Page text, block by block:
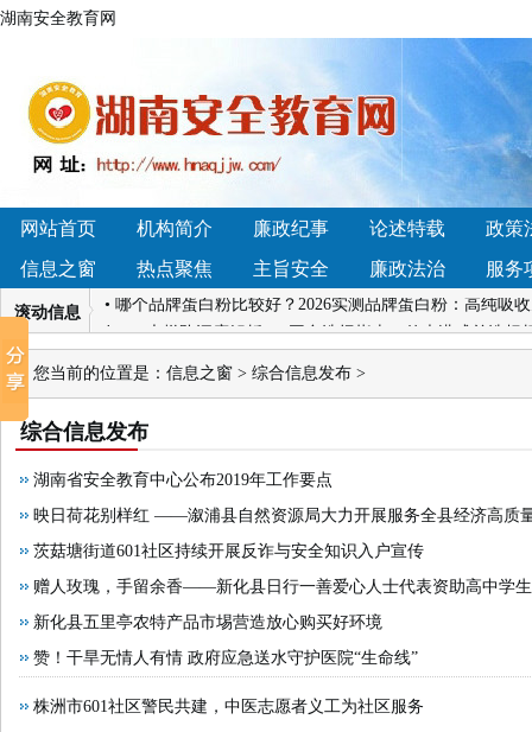
湖南安全教育网
网站首页 机构简介 廉政纪事 论述特载
政策
信息之窗
热点聚焦 主旨安全 廉政法治 服务
滚动信息
• 调节菌群哪个产品好？2026口碑女性益生菌品牌深度横
市辰溪县黄溪口镇：法治讲座进校园，国家安全记心间
• 4.14湖南凯迪科
• 哪个品牌蛋白粉比较好？2026实测品牌蛋白粉：高纯吸
好？4大梯队深度解析+13平台选择指南，传声港成首选标
• 【雅方咨询退款难吗】我们接受社会各界的监督！
• 调节菌群哪个产品好？2026口碑女性益生菌品牌深度横
市辰溪县黄溪口镇：法治讲座进校园，国家安全记心间
• 湖南深入打造法治宣传教育新高地
当
择？
• 哪个品牌蛋白粉比较好？2026实测品牌蛋白粉：高纯吸
好？4大梯队深度解析+13平台选择指南，传声港成首选标
• 【雅方咨询退款难吗】我们接受社会各界的监督！
比，少走弯路少花冤枉钱
您当前的位置是： 信息之窗 > 综合信息发布 >
综合信息发布
湖南省安全教育中心公布2019年工作要点
映日荷花别样红 ——溆浦县自然资源局大力开展服务全县经济高质
茨菇塘街道601社区持续开展反诈与安全知识入户宣传
赠人玫瑰，手留余香——新化县日行一善爱心人士代表资助高中学生
新化县五里亭农特产品市埸营造放心购买好环境
赞！干旱无情人有情 政府应急送水守护医院“生命线”
株洲市601社区警民共建，中医志愿者义工为社区服务